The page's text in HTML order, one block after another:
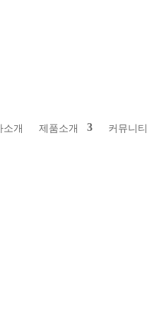
소개 제품소개 커뮤니티